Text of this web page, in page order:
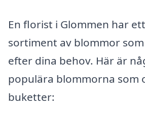
En florist i Glommen har
sortiment av blommor
efter dina behov. Här är
populära blommorna som
buketter: